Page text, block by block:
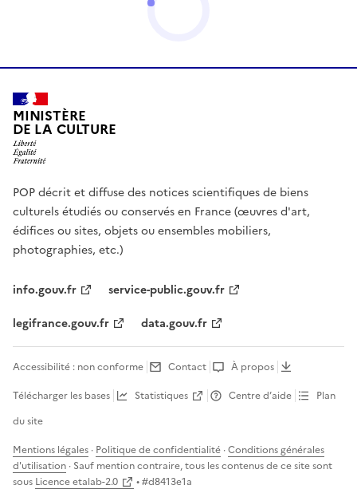
MINISTÈRE
DE LA CULTURE
POP décrit et diffuse des notices scientifiques de biens
culturels étudiés ou conservés en France (œuvres d'art,
édifices ou sites, objets ou ensembles mobiliers,
photographies, etc.)
info.gouv.fr
service-public.gouv.fr
legifrance.gouv.fr
data.gouv.fr
Accessibilité : non conforme Contact
À propos
Télécharger les bases
Statistiques Centre d’aide
Plan
du site
Mentions légales · Politique de confidentialité ·Conditions générales
d'utilisation · Sauf mention contraire, tous les contenus de ce site sont
sous Licence etalab-2.0 • #d8413e1a